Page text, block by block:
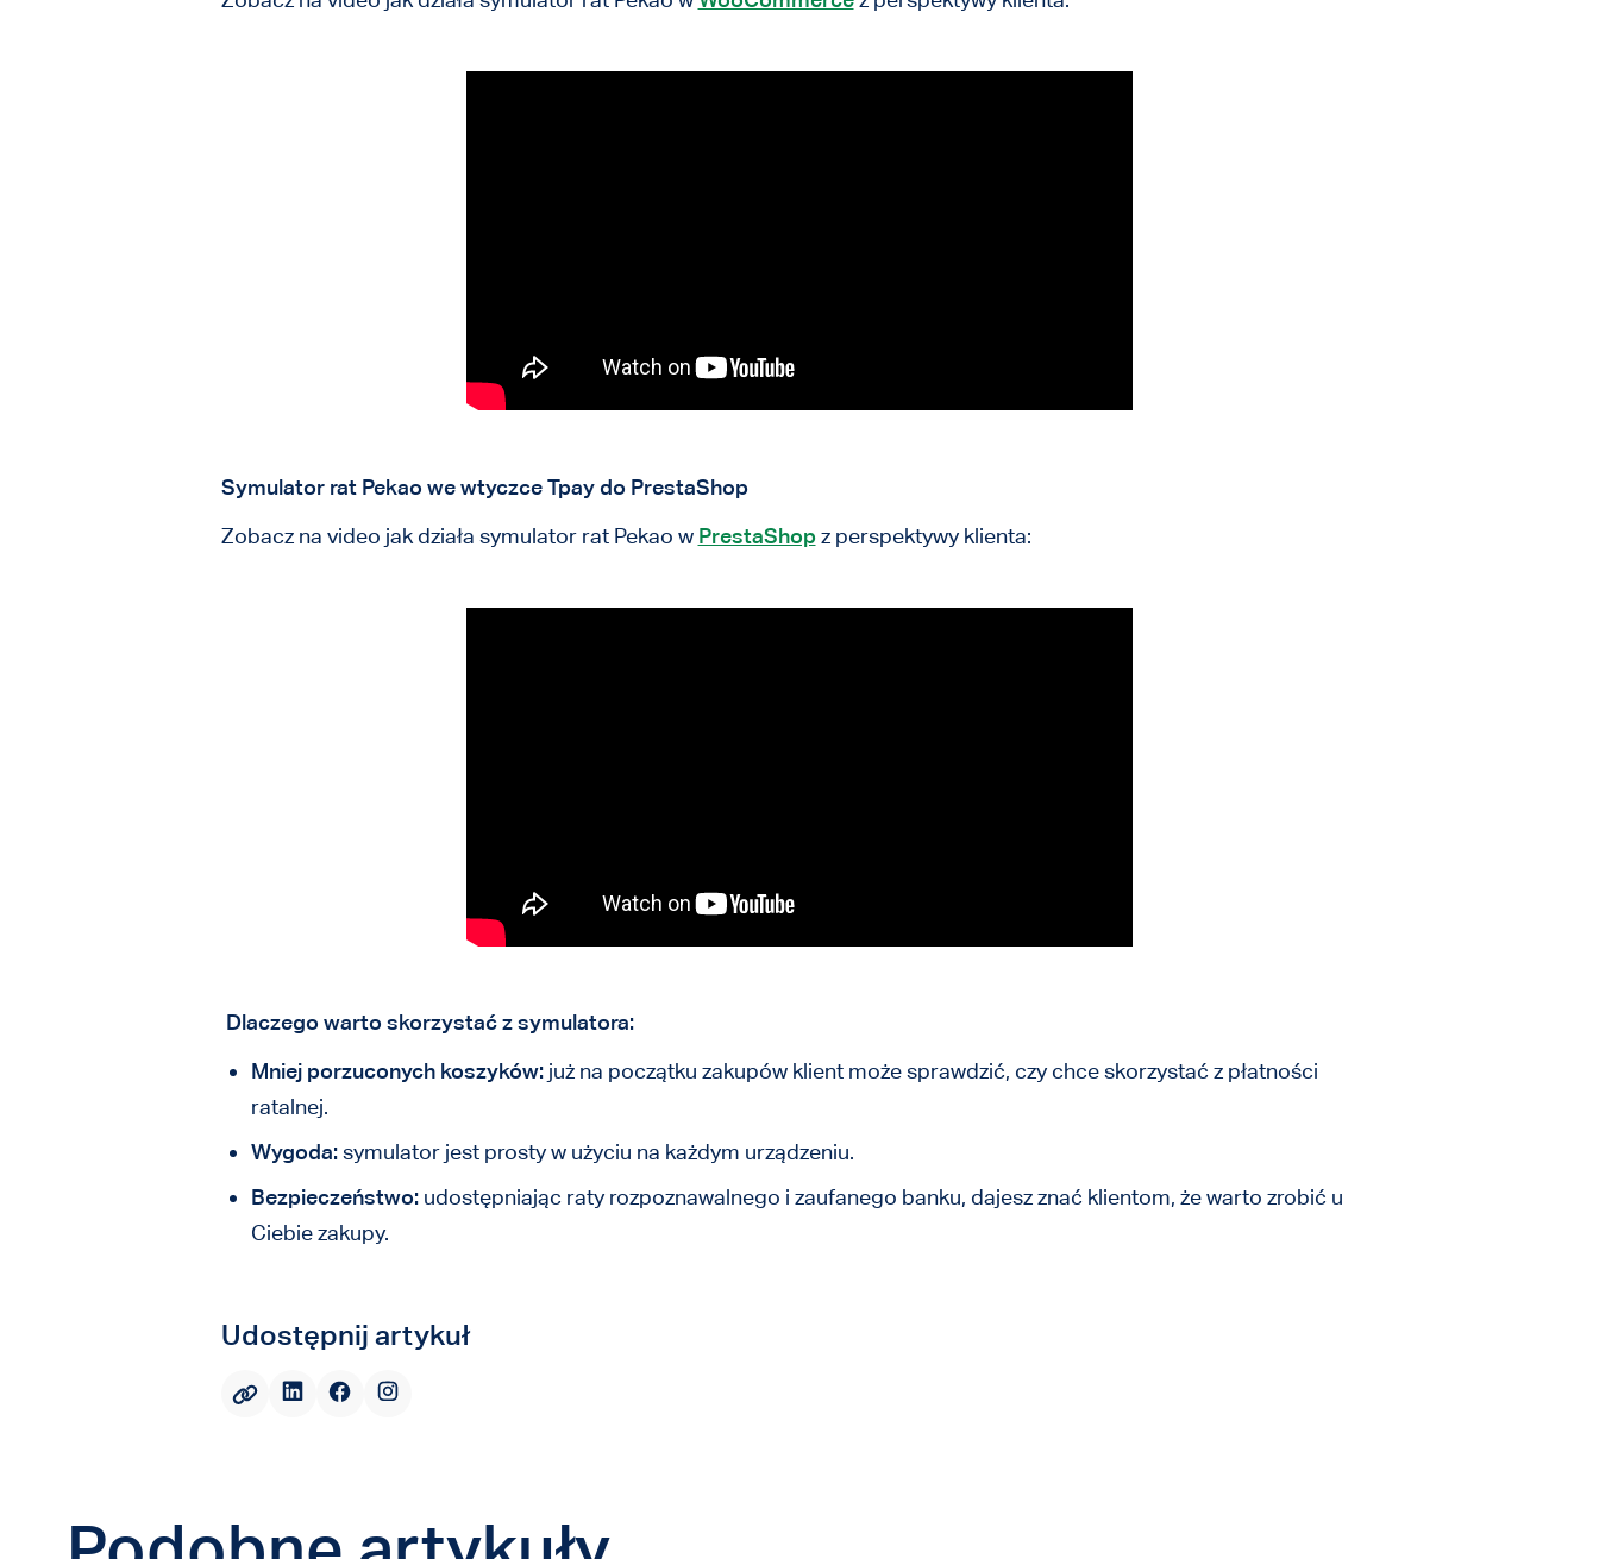
Symulator rat Pekao we wtyczce Tpay do PrestaShop
Zobacz na video jak działa symulator rat Pekao w PrestaShopz perspektywy klienta:
Dlaczego warto skorzystać z symulatora:
Mniej porzuconych koszyków: już na początku zakupów klient może sprawdzić, czy chce skorzystać z płatności
ratalnej.
Wygoda:symulator jest prosty w użyciu na każdym urządzeniu.
Bezpieczeństwo: udostępniając raty rozpoznawalnego i zaufanego banku, dajesz znać klientom, że warto zrobić u
Ciebie zakupy.
Udostępnij artykuł